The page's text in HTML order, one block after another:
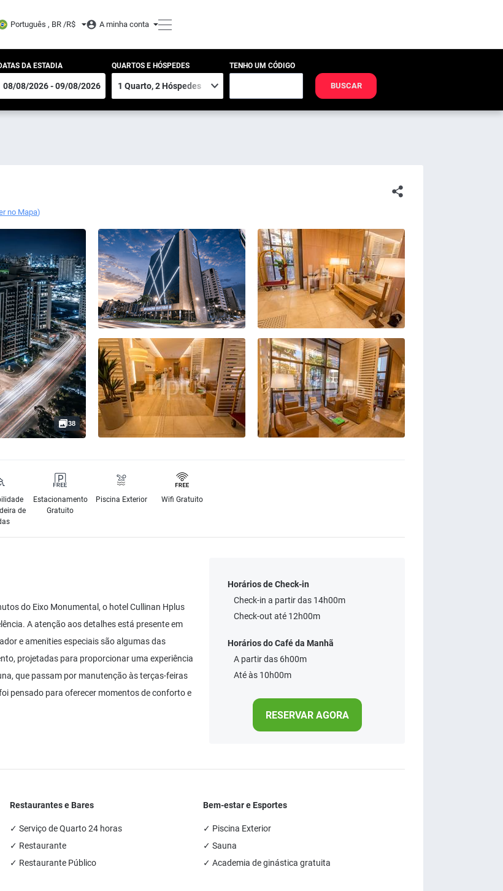
Português , BR /R$ A minha conta
DA ESTADIA QUARTOS E HÓSPEDES TENHO UM CÓDIGO
BUSCAR
no Mapa)
38
de
Estacionamento
Gratuito
Piscina Exterior Wifi Gratuito
do Eixo Monumental, o hotel Cullinan Hplus
A atenção aos detalhes está presente em
e amenities especiais são algumas das
projetadas para proporcionar uma experiência
que passam por manutenção às terças-feiras
pensado para oferecer momentos de conforto e
Horários de Check-in
Check-in a partir das 14h00m
Check-out até 12h00m
Horários do Café da Manhã
A partir das 6h00m
Até às 10h00m
RESERVAR AGORA
Restaurantes e Bares
✓ Serviço de Quarto 24 horas
✓ Restaurante
✓ Restaurante Público
Bem-estar e Esportes
✓ Piscina Exterior
✓ Sauna
✓ Academia de ginástica gratuita